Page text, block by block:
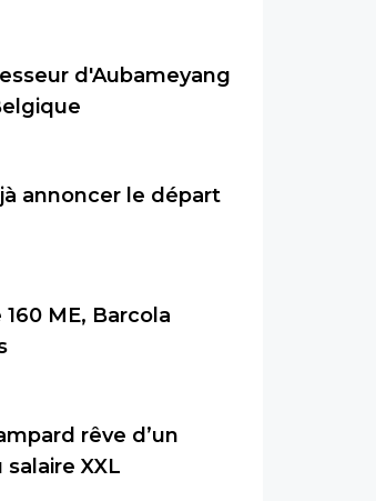
d'Aubameyang
annoncer le départ
160 ME, Barcola
rêve d’un
salaire XXL